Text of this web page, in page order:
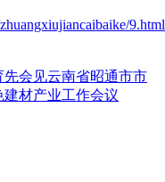
9.html
会见云南省昭通市市
建材产业工作会议